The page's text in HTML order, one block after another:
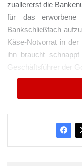
zuallererst die
für das erworbene
Bankschließfach
Käse-Notvorrat in
ihn braucht
Geschäftsführer der
Die schmerzliche
vermeintlich
gewählt haben.